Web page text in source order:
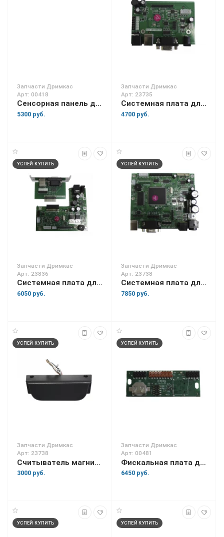
Запчасти Дримкас
Арт: 00418
Сенсорная панель для Вики Мини
5300 руб.
Запчасти Дримкас
Арт: 23735
Системная плата для Вики Принт 57
4700 руб.
УСПЕЙ КУПИТЬ
Запчасти Дримкас
Арт: 23836
Системная плата для Вики Принт 57 Плюс
6050 руб.
УСПЕЙ КУПИТЬ
Запчасти Дримкас
Арт: 23738
Системная плата для Вики Принт 80 Плюс
7850 руб.
УСПЕЙ КУПИТЬ
Запчасти Дримкас
Арт: 23738
Считыватель магнитных карт для Вики Мини
3000 руб.
УСПЕЙ КУПИТЬ
Запчасти Дримкас
Арт: 00481
Фискальная плата для Вики Мини
6450 руб.
УСПЕЙ КУПИТЬ УСПЕЙ КУПИТЬ